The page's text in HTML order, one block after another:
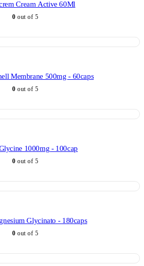
Cream Active 60Ml
0 out of 5
Membrane 500mg - 60caps
0 out of 5
1000mg - 100cap
0 out of 5
Glycinato - 180caps
0 out of 5